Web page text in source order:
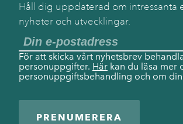
Håll dig uppdaterad om intressanta
nyheter och utvecklingar.
För att skicka vårt nyhetsbrev
personuppgifter. Här kan du läsa mer
personuppgiftsbehandling och om
PRENUMERERA